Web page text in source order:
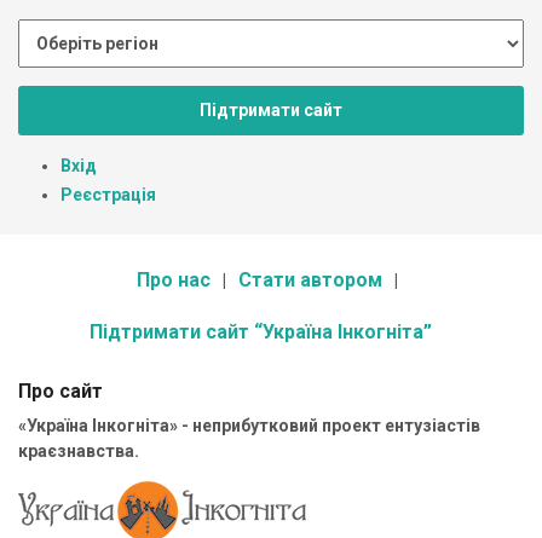
Підтримати сайт
Вхід
Реєстрація
Про нас Стати автором
Підтримати сайт “Україна Інкогніта”
Про сайт
«Україна Інкогніта» - неприбутковий проект ентузіастів
краєзнавства.